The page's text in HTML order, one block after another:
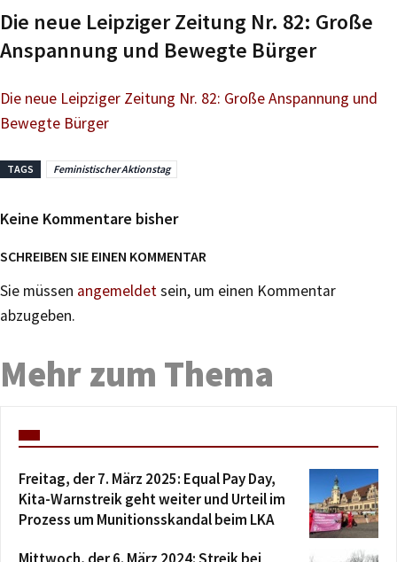
Die neue Leipziger Zeitung Nr. 82: Große
Anspannung und Bewegte Bürger
Die neue Leipziger Zeitung Nr. 82: Große Anspannung und
Bewegte Bürger
TAGS Feministischer Aktionstag
Keine Kommentare bisher
SCHREIBEN SIE EINEN KOMMENTAR
Sie müssen angemeldetsein, um einen Kommentar
abzugeben.
Mehr zum Thema
Freitag, der 7. März 2025: Equal Pay Day,
Kita-Warnstreik geht weiter und Urteil im
Prozess um Munitionsskandal beim LKA